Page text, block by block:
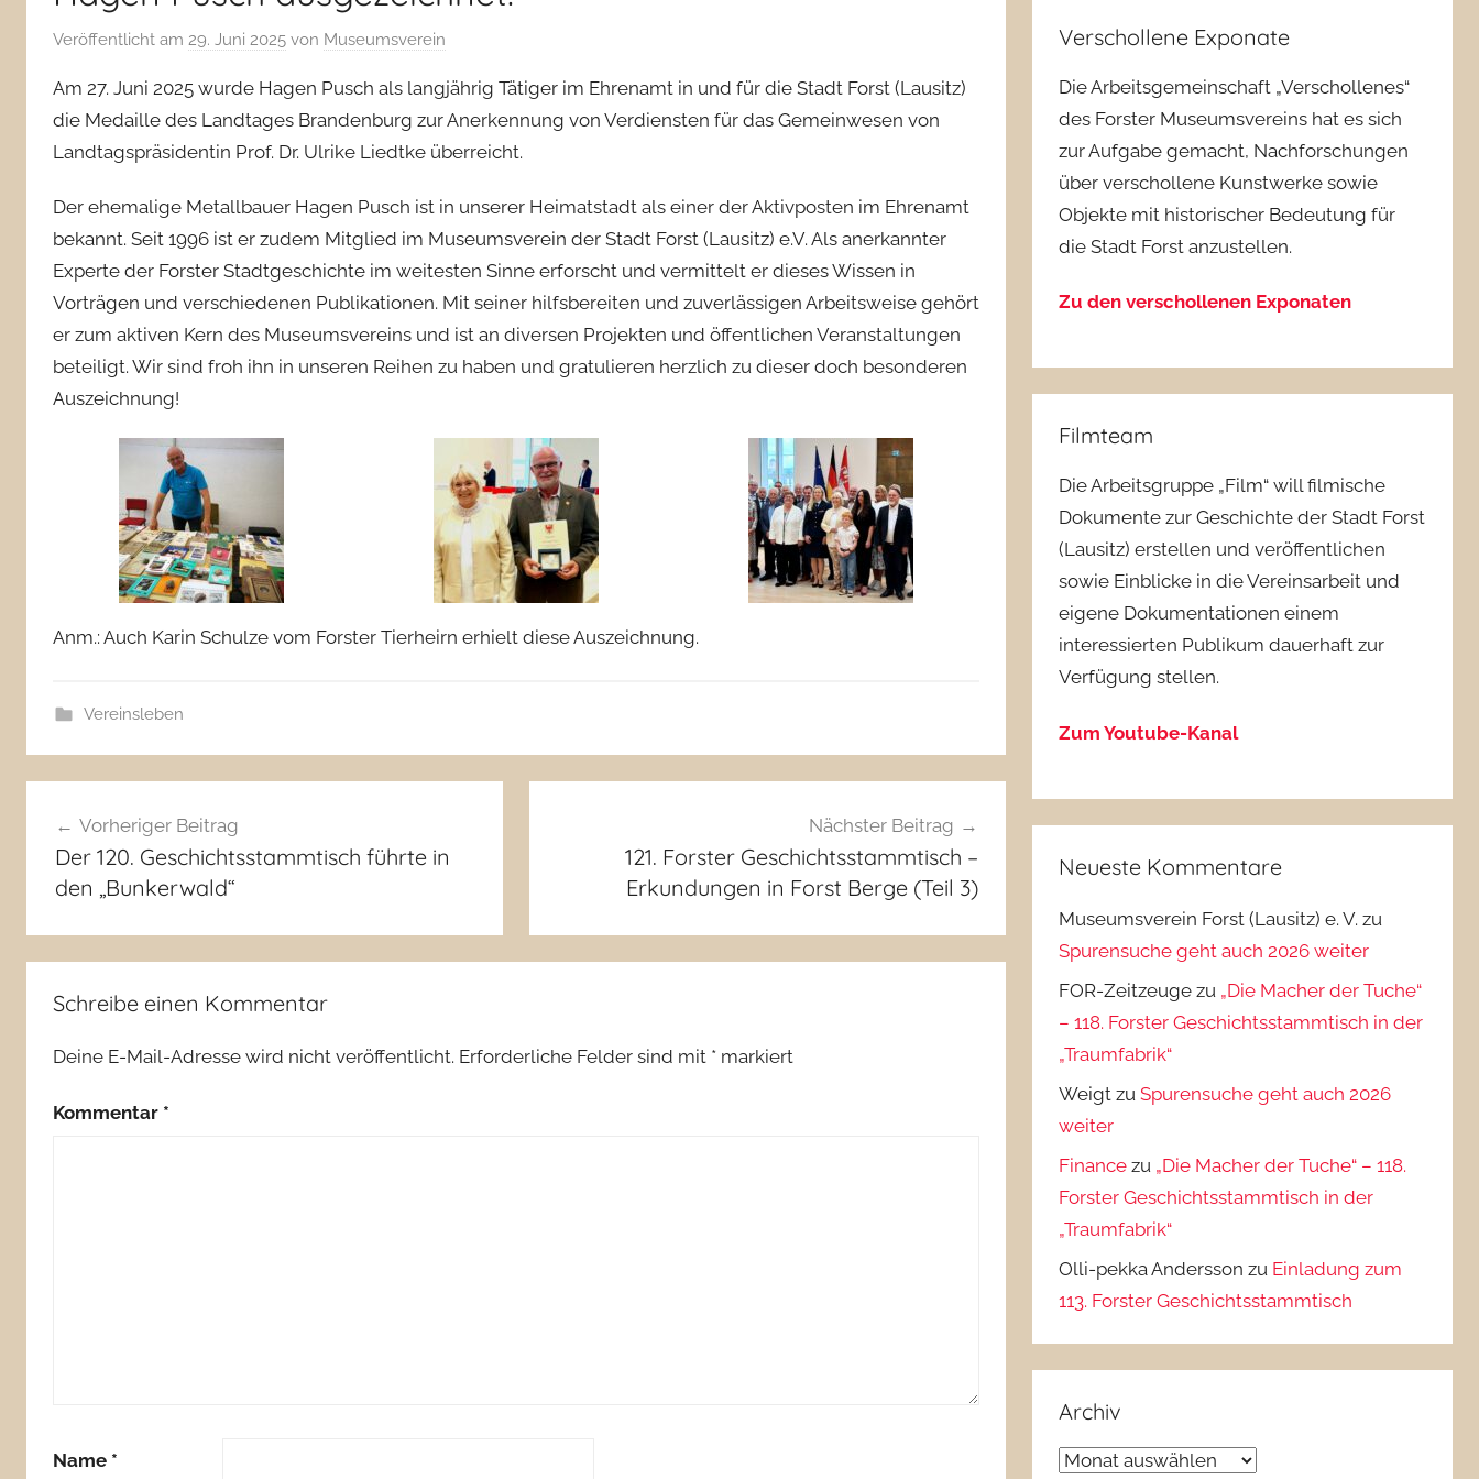
Veröffentlicht am 29. Juni 2025 von Museumsverein
Am 27. Juni 2025 wurde Hagen Pusch als langjährig Tätiger im Ehrenamt in und für die Stadt Forst (Lausitz)
die Medaille des Landtages Brandenburg zur Anerkennung von Verdiensten für das Gemeinwesen von
Landtagspräsidentin Prof. Dr. Ulrike Liedtke überreicht.
Der ehemalige Metallbauer Hagen Pusch ist in unserer Heimatstadt als einer der Aktivposten im Ehrenamt
bekannt. Seit 1996 ist er zudem Mitglied im Museumsverein der Stadt Forst (Lausitz) e.V. Als anerkannter
Experte der Forster Stadtgeschichte im weitesten Sinne erforscht und vermittelt er dieses Wissen in
Vorträgen und verschiedenen Publikationen. Mit seiner hilfsbereiten und zuverlässigen Arbeitsweise gehört
er zum aktiven Kern des Museumsvereins und ist an diversen Projekten und öffentlichen Veranstaltungen
beteiligt. Wir sind froh ihn in unseren Reihen zu haben und gratulieren herzlich zu dieser doch besonderen
Auszeichnung!
Anm.: Auch Karin Schulze vom Forster Tierheirn erhielt diese Auszeichnung.
Vereinsleben
Vorheriger Beitrag
Der 120. Geschichtsstammtisch führte in
den „Bunkerwald“
Nächster Beitrag
121. Forster Geschichtsstammtisch –
Erkundungen in Forst Berge (Teil 3)
Schreibe einen Kommentar
Deine E-Mail-Adresse wird nicht veröffentlicht. Erforderliche Felder sind mit * markiert
Kommentar *
Name *
Verschollene Exponate
Die Arbeitsgemeinschaft „Verschollenes“
des Forster Museumsvereins hat es sich
zur Aufgabe gemacht, Nachforschungen
über verschollene Kunstwerke sowie
Objekte mit historischer Bedeutung für
die Stadt Forst anzustellen.
Zu den verschollenen Exponaten
Filmteam
Die Arbeitsgruppe „Film“ will filmische
Dokumente zur Geschichte der Stadt Forst
(Lausitz) erstellen und veröffentlichen
sowie Einblicke in die Vereinsarbeit und
eigene Dokumentationen einem
interessierten Publikum dauerhaft zur
Verfügung stellen.
Zum Youtube-Kanal
Neueste Kommentare
Museumsverein Forst (Lausitz) e. V. zu
Spurensuche geht auch 2026 weiter
FOR-Zeitzeuge zu „Die Macher der Tuche“
– 118. Forster Geschichtsstammtisch in der
„Traumfabrik“
Weigt zuSpurensuche geht auch 2026
weiter
Finance zu „Die Macher der Tuche“ – 118.
Forster Geschichtsstammtisch in der
„Traumfabrik“
Olli-pekka Andersson zu Einladung zum
113. Forster Geschichtsstammtisch
Archiv
Archiv